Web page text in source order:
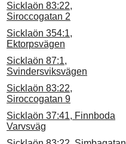
Sicklaön 83:22,
Siroccogatan 2
Sicklaön 354:1,
Ektorpsvägen
Sicklaön 87:1,
Svindersviksvägen
Sicklaön 83:22,
Siroccogatan 9
Sicklaön 37:41, Finnboda
Varvsväg